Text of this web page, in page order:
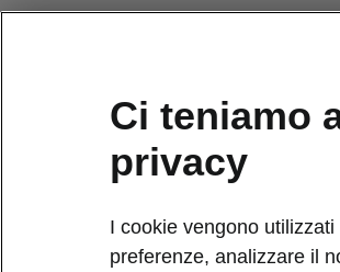
Ci teniamo
privacy
I cookie vengono
preferenze, analizzare il